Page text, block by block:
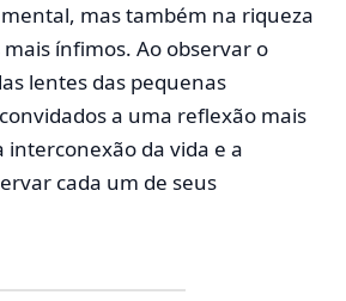
mas também na riqueza
ínfimos. Ao observar o
lentes das pequenas
a uma reflexão mais
interconexão da vida e a
cada um de seus